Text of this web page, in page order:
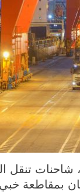
تانغشان 24 يونيو 2026 (شينخوا) في
بمقاطعة